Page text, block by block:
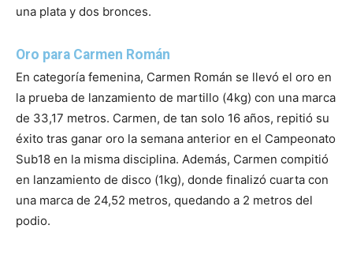
una plata y dos bronces.
Oro para Carmen Román
En categoría femenina, Carmen Román se llevó el oro en
la prueba de lanzamiento de martillo (4kg) con una marca
de 33,17 metros. Carmen, de tan solo 16 años, repitió su
éxito tras ganar oro la semana anterior en el Campeonato
Sub18 en la misma disciplina. Además, Carmen compitió
en lanzamiento de disco (1kg), donde finalizó cuarta con
una marca de 24,52 metros, quedando a 2 metros del
podio.